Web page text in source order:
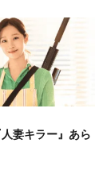
妻キラー』あら